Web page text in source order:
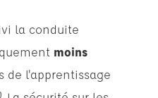
la conduite
moins
de l'apprentissage